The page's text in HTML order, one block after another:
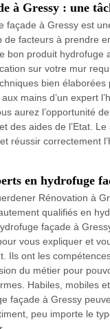
à Gressy : une
façade à Gressy est
de facteurs à prendre
bon produit hydrofuge
sur votre mur
bien élaborées
mains d’un expert
aurez l’opportunité
des aides de l’Etat.
réussir correctement
en hydrofuge
Rénovation à
qualifiés en
façade à
vous expliquer et
Ils ont les
du métier pour
Habiles, mobiles
façade à Gressy
peu importe le